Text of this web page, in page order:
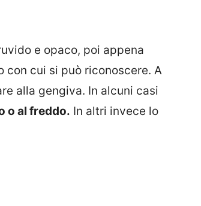
e opaco, poi appena
con cui si può riconoscere. A
alla gengiva. In alcuni casi
o al freddo. In altri invece lo